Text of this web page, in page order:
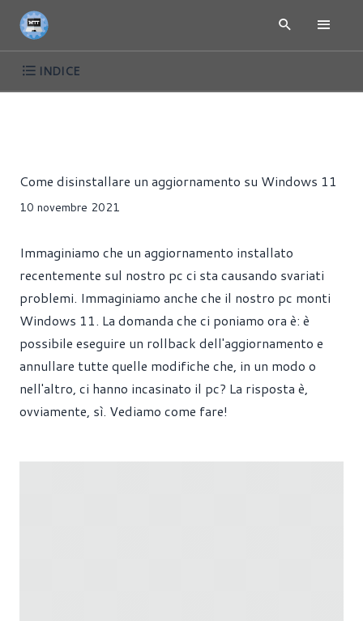
INDICE
Come disinstallare un aggiornamento su Windows 11
10 novembre 2021
Immaginiamo che un aggiornamento installato
recentemente sul nostro pc ci sta causando svariati
problemi. Immaginiamo anche che il nostro pc monti
Windows 11. La domanda che ci poniamo ora è: è
possibile eseguire un rollback dell'aggiornamento e
annullare tutte quelle modifiche che, in un modo o
nell'altro, ci hanno incasinato il pc? La risposta è,
ovviamente, sì. Vediamo come fare!